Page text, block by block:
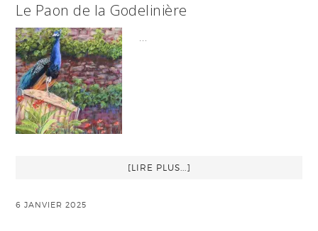
Le Paon de la Godelinière
…
[LIRE PLUS...]
6 JANVIER 2025